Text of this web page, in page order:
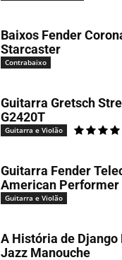
Baixos Fender
Starcaster
Contrabaixo
Guitarra Gretsch
G2420T
Guitarra e Violão
Guitarra Fender
American Performer
Guitarra e Violão
A História de Django
Jazz Manouche